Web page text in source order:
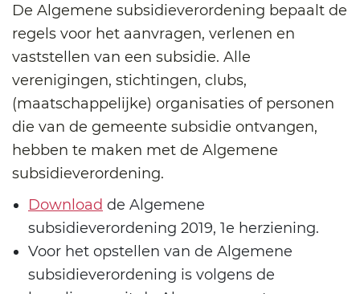
De Algemene subsidieverordening bepaalt de
regels voor het aanvragen, verlenen en
vaststellen van een subsidie. Alle
verenigingen, stichtingen, clubs,
(maatschappelijke) organisaties of personen
die van de gemeente subsidie ontvangen,
hebben te maken met de Algemene
subsidieverordening.
Download de Algemene
subsidieverordening 2019, 1e herziening.
Voor het opstellen van de Algemene
subsidieverordening is volgens de